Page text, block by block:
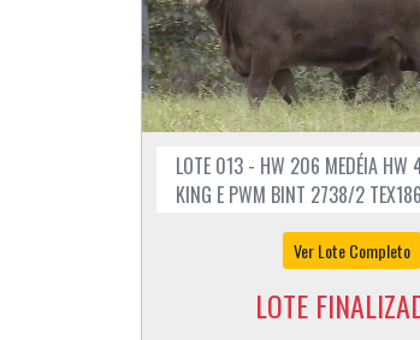
LOTE 013 - HW 206 MEDÉIA HW
KING E PWM BINT 2738/2 TEX186
Ver Lote Completo
LOTE